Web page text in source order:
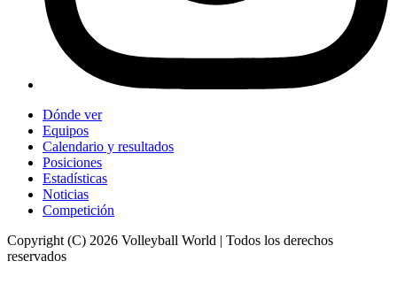
Dónde ver
Equipos
Calendario y resultados
Posiciones
Estadísticas
Noticias
Competición
Copyright (C) 2026 Volleyball World | Todos los derechos
reservados